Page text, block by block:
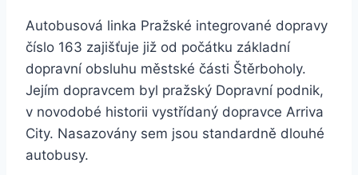
Autobusová linka Pražské integrované dopravy
číslo 163 zajišťuje již od počátku základní
dopravní obsluhu městské části Štěrboholy.
Jejím dopravcem byl pražský Dopravní podnik,
v novodobé historii vystřídaný dopravce Arriva
City. Nasazovány sem jsou standardně dlouhé
autobusy.